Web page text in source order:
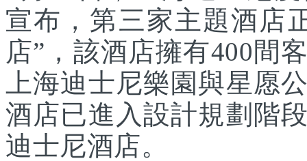
宣布，第三家主題酒店
店”，該酒店擁有400間
上海迪士尼樂園與星愿
酒店已進入設計規劃階
迪士尼酒店。